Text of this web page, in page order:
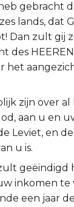
gebracht
lands, dat
Dan zult gij
des
het
zijn over
aan u en
Leviet, en
u is.
geëindigd
inkomen te
een jaar